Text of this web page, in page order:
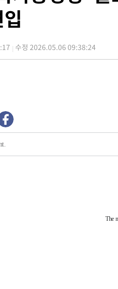
서 40.1도 관측…서울, 2018년 이후 첫
특검, '계엄 수용공간 확보' 신용해 前교
수색에 성접대 파문까지…'쑥대밭' 된
윤리위, '돌려차기 발언' 진종오·서범
중국 수출 23.9%↑ 수입 27.5%↑…무
순직 책임' 임성근, 항소심도 징역 3년
검, '관저이전 봐주기 감사' 유병호 구
스, 용인·청주 팹에 54조 투자…"AI 메
이재영·이다영 자매, 아제르바이잔 투
수정 2026.05.06 09:38:24